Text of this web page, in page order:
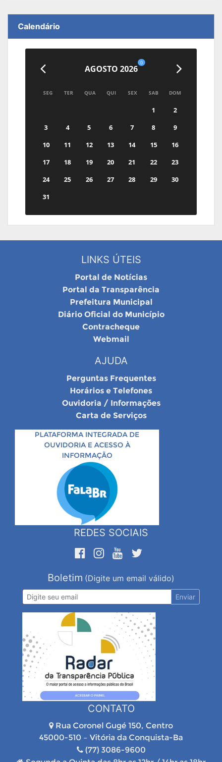
Calendário
AGOSTO 2026
0
SEG TER QUA QUI SEX SAB DOM
1
2
3
4 5 6 7 8
9
10
11 12 13 14 15
16
17
18 19 20 21 22
23
24
25 26 27 28 29
30
31
LINKS ÚTEIS
Portal de Notícias
Portal da Transparência
Prefeitura Municipal
Diário Oficial do Município
Contracheque
Webmail
AJUDA
Perguntas Frequentes
Horários e Telefones
Ouvidoria / Informações
Carta de Serviços
PLATAFORMA INTEGRADA DE
OUVIDORIA E ACESSO À
INFORMAÇÃO
REDES SOCIAIS
Boletim (Digite um email válido)
Enviar
CONTATO
Rua Coronel Gugé 150, Centro
45000-510 – Vitória da Conquista-Ba
(77) 3086-9600